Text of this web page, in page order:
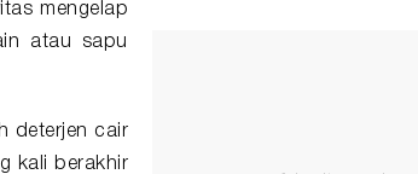
mengelap
atau sapu
deterjen cair
kali berakhir